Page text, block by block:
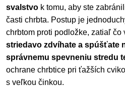
svalstvo k tomu, aby ste
časti chrbta. Postup je
chrbtom proti podložke, zatiaľ čo
striedavo zdvíhate a spúšťate
správnemu spevneniu stredu
ochrane chrbtice pri ťažších
s veľkou činkou.